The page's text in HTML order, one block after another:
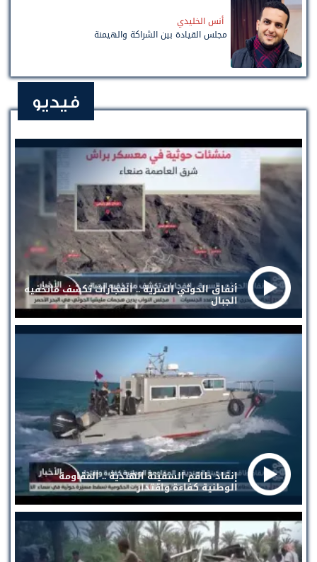
أنس الخليدي
مجلس القيادة بين الشراكة والهيمنة
فيديو
أنفاق الحوثي السرية .. انفجارات تكشف ماتخفيه
الجبال
إنقاذ طاقم السفينة الهندية .. المقاومة
الوطنية كفاءة واقتدار